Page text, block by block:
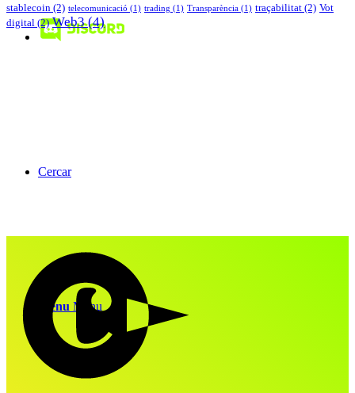
Cercar
Menu Menu
stablecoin (2) telecomunicació (1) trading (1) Transparència (1) traçabilitat (2) Vot
digital (2) Web3(4)